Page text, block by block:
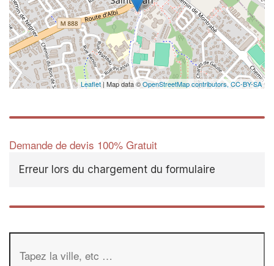
Leaflet| Map data ©OpenStreetMap contributors, CC-BY-SA
Demande de devis 100% Gratuit
Erreur lors du chargement du formulaire